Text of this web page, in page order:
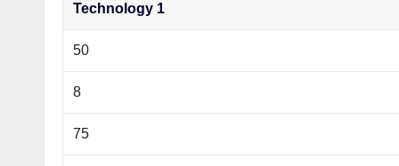
Technology 1
50
8
75